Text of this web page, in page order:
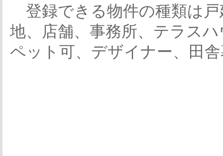
登録できる物件の種類は
地、店舗、事務所、テラス
ペット可、デザイナー、田